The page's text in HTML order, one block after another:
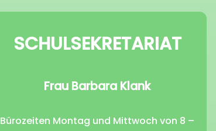
SCHULSEKRETARIAT
Frau Barbara Klank
Bürozeiten Montag und Mittwoch von 8 –